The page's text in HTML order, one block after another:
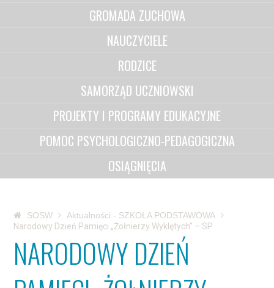
GROMADA ZUCHOWA
NAUCZYCIELE
RODZICE
SAMORZĄD UCZNIOWSKI
PROJEKTY I PROGRAMY EDUKACYJNE
POMOC PSYCHOLOGICZNO-PEDAGOGICZNA
OSIĄGNIĘCIA
SOSW
Aktualności - SZKOŁA PODSTAWOWA
Narodowy Dzień Pamięci „Żołnierzy Wyklętych” – SP
NARODOWY DZIEŃ